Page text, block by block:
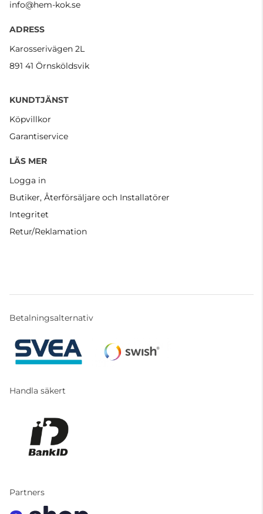
info@hem-kok.se
ADRESS
Karosserivägen 2L
891 41 Örnsköldsvik
KUNDTJÄNST
Köpvillkor
Garantiservice
LÄS MER
Logga in
Butiker, Återförsäljare och Installatörer
Integritet
Retur/Reklamation
Betalningsalternativ
Handla säkert
Partners